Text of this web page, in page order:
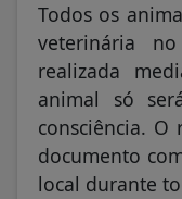
Todos os
veterinária
realizada
animal só
consciência. O
documento
local durante